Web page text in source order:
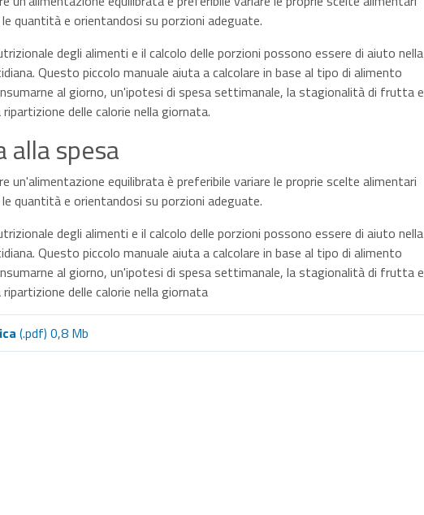
quantità e orientandosi su porzioni adeguate.
degli alimenti e il calcolo delle porzioni possono essere di aiuto nella
Questo piccolo manuale aiuta a calcolare in base al tipo di alimento
al giorno, un'ipotesi di spesa settimanale, la stagionalità di frutta e
ripartizione delle calorie nella giornata.
alla spesa
un'alimentazione equilibrata è preferibile variare le proprie scelte alimentari
quantità e orientandosi su porzioni adeguate.
degli alimenti e il calcolo delle porzioni possono essere di aiuto nella
Questo piccolo manuale aiuta a calcolare in base al tipo di alimento
al giorno, un'ipotesi di spesa settimanale, la stagionalità di frutta e
ripartizione delle calorie nella giornata
(.pdf) 0,8 Mb